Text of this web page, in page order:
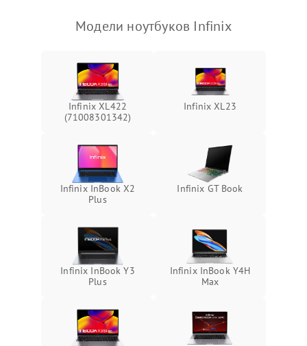
пропадание диска
оперативной памяти:
вылеты приложений,
синие экраны
Подробнее →
Проблемы Wi‑Fi или
Модели ноутбуков Infinix
Infinix XL422
(71008301342)
Infinix XL23
Infinix InBook X2
Plus
Infinix GT Book
Infinix InBook Y3
Plus
Infinix InBook Y4H
Max